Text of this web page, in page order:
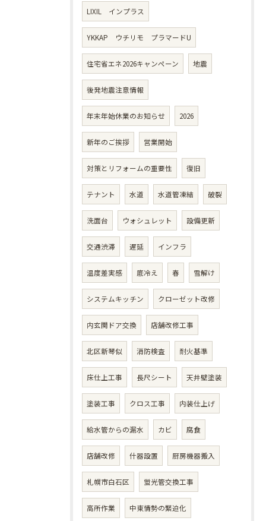
LIXIL インプラス
YKKAP ウチリモ プラマードU
住宅省エネ2026キャンペーン 地震
後発地震注意情報
年末年始休業のお知らせ 2026
新年のご挨拶 営業開始
対策とリフォームの重要性 復旧
テナント 水道 水道管凍結 破裂
洗面台 ウォシュレット 設備更新
交通渋滞 遅延 インフラ
温度差実感 底冷え 春 雪解け
システムキッチン クローゼット改修
内玄関ドア交換 店舗改修工事
北区新琴似 消防検査 耐火基準
床仕上工事 長尺シート 天井壁塗装
塗装工事 クロス工事 内装仕上げ
給水管からの漏水 カビ 腐食
店舗改修 什器設置 厨房機器搬入
札幌市白石区 蛍光管交換工事
高所作業 中東情勢の緊迫化